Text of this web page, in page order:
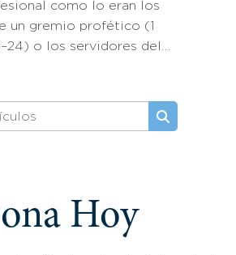
como lo eran los
un gremio profético (1
o los servidores del…
Hoy